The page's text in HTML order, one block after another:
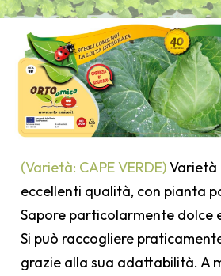
(Varietà: CAPE VERDE)Varietà
eccellenti qualità, con pianta
Sapore particolarmente dolce
Si può raccogliere
grazie alla sua adattabilità. A